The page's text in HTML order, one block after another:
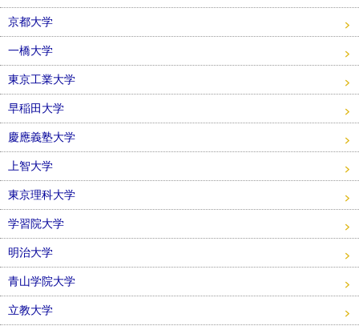
京都大学
一橋大学
東京工業大学
早稲田大学
慶應義塾大学
上智大学
東京理科大学
学習院大学
明治大学
青山学院大学
立教大学